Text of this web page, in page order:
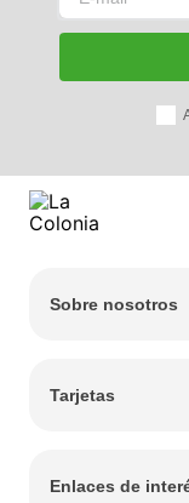
Sobre nosotros
Tarjetas
Enlaces de